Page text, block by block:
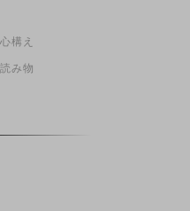
構え
み物